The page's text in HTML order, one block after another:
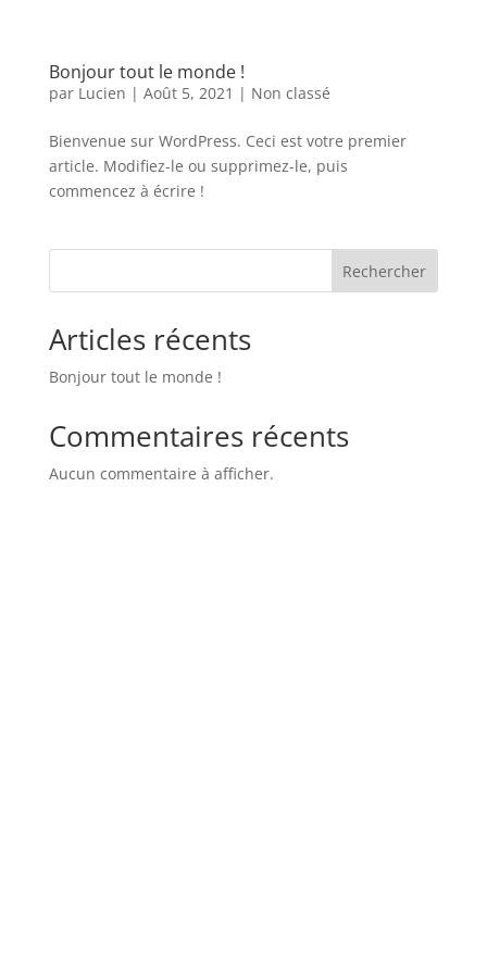
Bonjour tout le monde !
par Lucien | Août 5, 2021 | Non classé
Bienvenue sur WordPress. Ceci est votre premier
article. Modifiez-le ou supprimez-le, puis
commencez à écrire !
Rechercher
Articles récents
Bonjour tout le monde !
Commentaires récents
Aucun commentaire à afficher.